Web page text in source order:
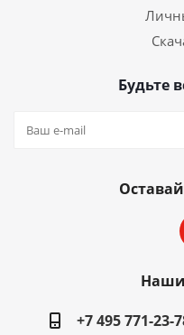
Будьте
+7 495 771-23-